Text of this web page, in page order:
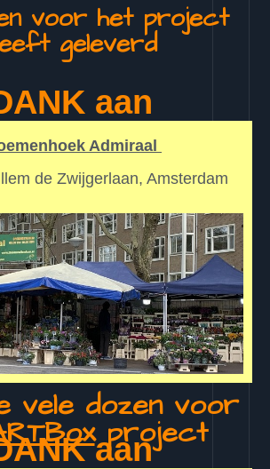
voor het project
geleverd
aan
Admiraal
de Zwijgerlaan, Amsterdam
vele dozen voor
project
aan